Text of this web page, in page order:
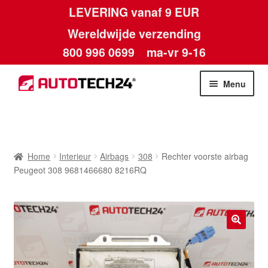
LEVERING vanaf 9 EUR
Wereldwijde verzending
800 996 0699 ma-vr 9-16
Ga
door
Ga
naar
Menu
Betalingen
Home Interieur Airbags 308
Rechter voorste airbag
Peugeot 308 9681466680 8216RQ